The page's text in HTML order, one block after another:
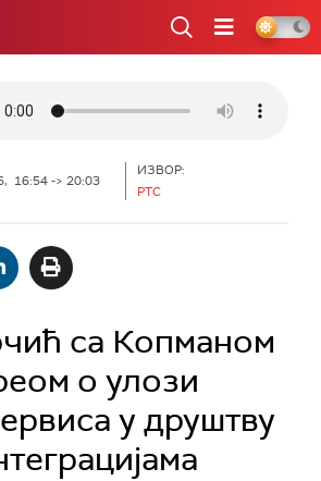
16:54 -> 20:03
ИЗВОР:
РТС
са Копманом
о улози
у друштву